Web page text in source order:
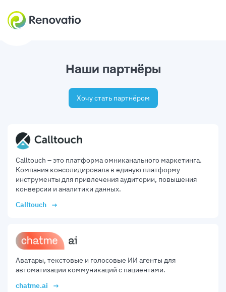
Наши партнёры
Хочу стать партнёром
Calltouch – это платформа омниканального маркетинга.
Компания консолидировала в единую платформу
инструменты для привлечения аудитории, повышения
конверсии и аналитики данных.
Calltouch
Аватары, текстовые и голосовые ИИ агенты для
автоматизации коммуникаций с пациентами.
chatme.ai